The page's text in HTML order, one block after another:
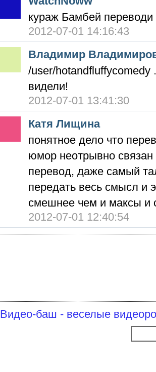
кураж Бамбей
2012-07-01 14:16:43
Владимир
/user/
видели!
2012-07-01 13:41:30
Катя Лищина
понятное дело что
юмор неотрывно
перевод, даже самый
передать весь смысл и
смешнее чем и максы и
2012-07-01 12:40:54
Видео-баш - веселые